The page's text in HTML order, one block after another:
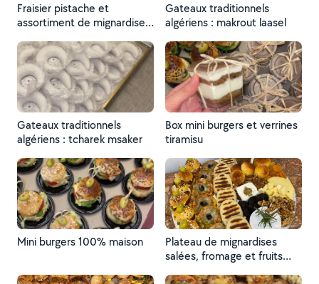
Fraisier pistache et
assortiment de mignardises
Gateaux traditionnels
algériens : makrout laasel
Gateaux traditionnels
algériens : tcharek msaker
Box mini burgers et verrines
tiramisu
Mini burgers 100% maison
Plateau de mignardises
salées, fromage et fruits